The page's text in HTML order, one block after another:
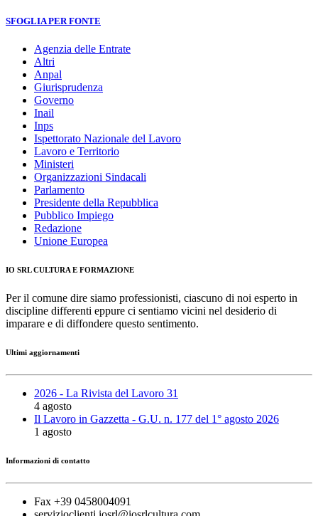
SFOGLIA PER FONTE
Agenzia delle Entrate
Altri
Anpal
Giurisprudenza
Governo
Inail
Inps
Ispettorato Nazionale del Lavoro
Lavoro e Territorio
Ministeri
Organizzazioni Sindacali
Parlamento
Presidente della Repubblica
Pubblico Impiego
Redazione
Unione Europea
IO SRL CULTURA E FORMAZIONE
Per il comune dire siamo professionisti, ciascuno di noi esperto in
discipline differenti eppure ci sentiamo vicini nel desiderio di
imparare e di diffondere questo sentimento.
Ultimi aggiornamenti
2026 - La Rivista del Lavoro 31
4 agosto
Il Lavoro in Gazzetta - G.U. n. 177 del 1° agosto 2026
1 agosto
Informazioni di contatto
Fax +39 0458004091